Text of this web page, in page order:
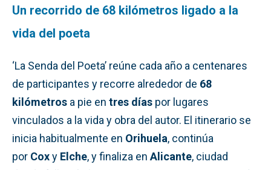
Un recorrido de 68 kilómetros ligado a la
vida del poeta
‘La Senda del Poeta’ reúne cada año a centenares
de participantes y recorre alrededor de 68
kilómetros a pie en tres días por lugares
vinculados a la vida y obra del autor. El itinerario se
inicia habitualmente en Orihuela, continúa
por Coxy Elche, y finaliza en Alicante, ciudad